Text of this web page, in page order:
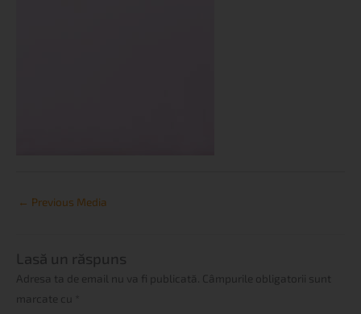
← Previous Media
Lasă un răspuns
Adresa ta de email nu va fi publicată. Câmpurile obligatorii sunt
marcate cu